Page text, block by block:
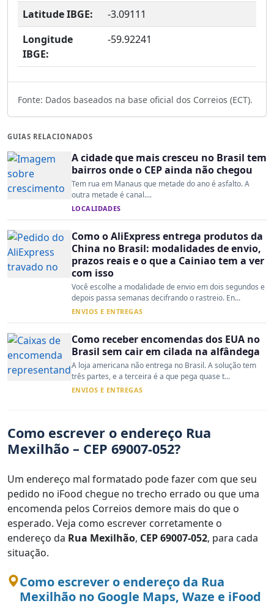
Latitude IBGE:
-3.09111
Longitude
IBGE:
-59.92241
Fonte: Dados baseados na base oficial dos Correios (ECT).
GUIAS RELACIONADOS
A cidade que mais cresceu no Brasil tem
bairros onde o CEP ainda não chegou
Tem rua em Manaus que metade do ano é asfalto. A
outra metade é canal....
LOCALIDADES
Como o AliExpress entrega produtos da
China no Brasil: modalidades de envio,
prazos reais e o que a Cainiao tem a ver
com isso
Você escolhe a modalidade de envio em dois segundos e
depois passa semanas decifrando o rastreio. En...
ENVIOS E ENTREGAS
Como receber encomendas dos EUA no
Brasil sem cair em cilada na alfândega
A loja americana não entrega no Brasil. A solução tem
três partes, e a terceira é a que pega quase t...
ENVIOS E ENTREGAS
Como escrever o endereço Rua
Mexilhão – CEP 69007-052?
Um endereço mal formatado pode fazer com que seu
pedido no iFood chegue no trecho errado ou que uma
encomenda pelos Correios demore mais do que o
esperado. Veja como escrever corretamente o
endereço da Rua Mexilhão, CEP 69007-052, para cada
situação.
Como escrever o endereço da Rua
Mexilhão no Google Maps, Waze e iFood